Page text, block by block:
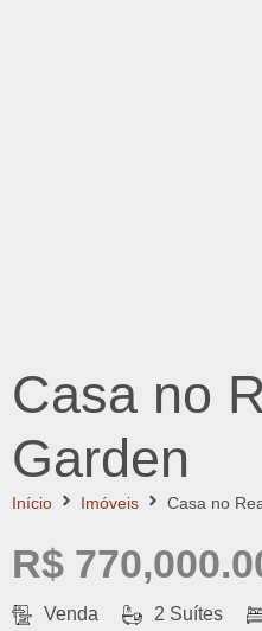
Casa no
Garden
Início Imóveis Casa no
R$
Venda 2 Suítes